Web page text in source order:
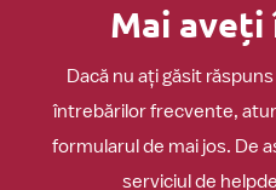
Mai aveți
Dacă nu ați găsit
întrebărilor frecvente,
formularul de mai jos. De
serviciul de